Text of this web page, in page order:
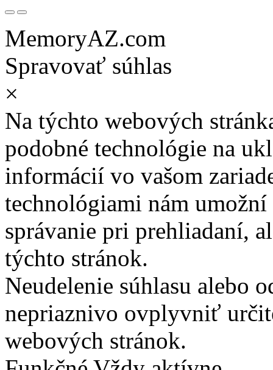
MemoryAZ.com
Spravovať súhlas
×
Na týchto webových
podobné technológie na
informácií vo vašom
technológiami nám
správanie pri prehliadaní,
týchto stránok.
Neudelenie súhlasu alebo
nepriaznivo ovplyvniť
webových stránok.